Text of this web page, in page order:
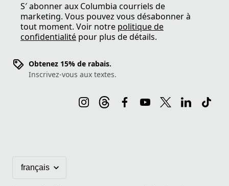
S′ abonner aux Columbia courriels de
marketing. Vous pouvez vous désabonner à
tout moment. Voir notre politique de
confidentialité pour plus de détails.
Obtenez 15% de rabais.
Inscrivez-vous aux textes.